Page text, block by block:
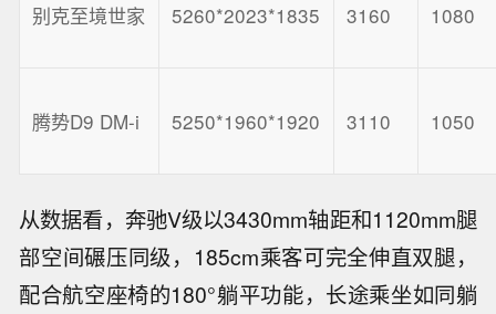
别克至境世家 5260*2023*1835 3160 1080
腾势D9 DM-i 5250*1960*1920 3110 1050
从数据看，奔驰V级以3430mm轴距和1120mm腿
部空间碾压同级，185cm乘客可完全伸直双腿，
配合航空座椅的180°躺平功能，长途乘坐如同躺